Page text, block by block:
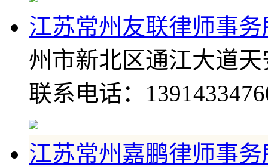
江苏常州友联律师事务
州市新北区通江大道
联系电话：
江苏常州嘉鹏律师事务